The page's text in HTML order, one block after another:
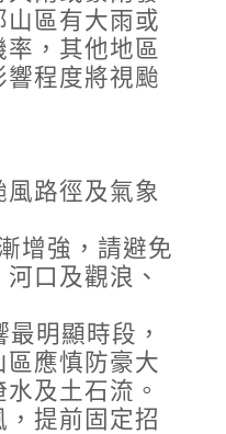
山區有大雨或
，其他地區
響程度將視颱
路徑及氣象
增強，請避免
口及觀浪、
明顯時段，
區應慎防豪大
及土石流。
提前固定招